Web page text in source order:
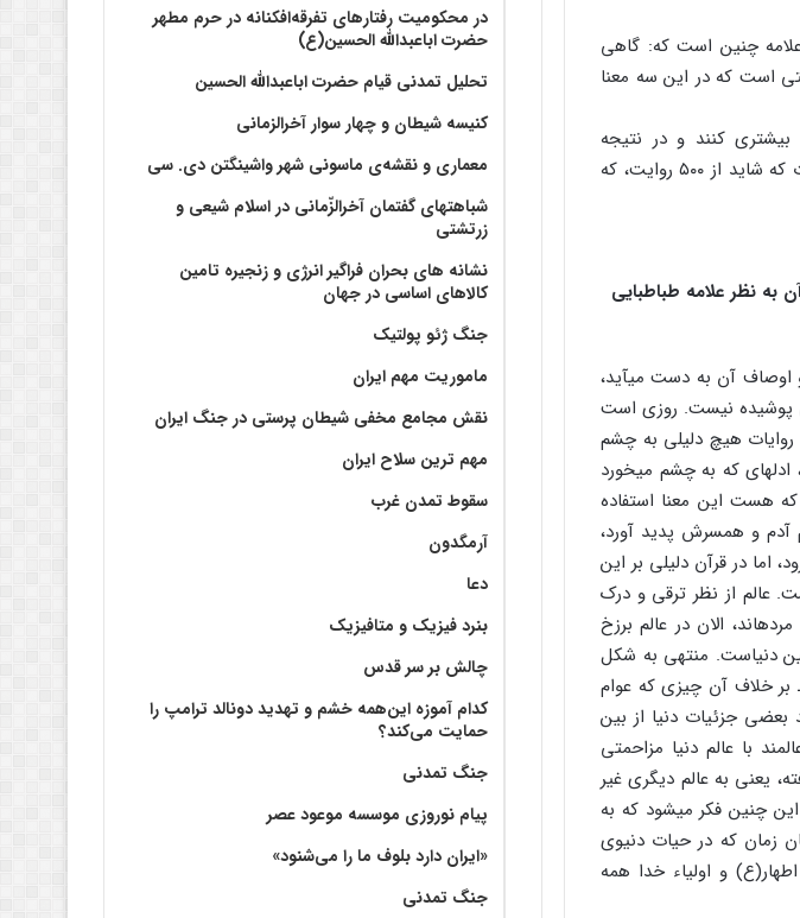
چنین است که: گاهی
است که در این سه معنا
کنند و در نتیجه
نفهمیده‏اند که قرآن راجع به این روز عظیم چه فرموده است و بدین جهت درباره این روایات که شاید از ۵۰۰ روایت، که
به نظر علامه طباطبایی
و اوصاف آن به دست می‏آید،
پوشیده نیست. روزی است
روایات هیچ دلیلی به چشم
ادله‏ای که به چشم می‏خورد
هست این معنا استفاده
آدم و همسرش پدید آورد،
اما در قرآن دلیلی بر این
عالم از نظر ترقی و درک
الان در عالم برزخ
دنیاست. منتهی به شکل
خلاف آن چیزی که عوام
جزئیات دنیا از بین
با عالم دنیا مزاحمتی
یعنی به عالم دیگری غیر
چنین فکر می‏شود که به
زمان که در حیات دنیوی
و اولیاء خدا همه
در محکومیت رفتارهای تفرقه‌افکنانه در حرم مطهر
حضرت اباعبدالله الحسین(ع)
تحلیل تمدنی قیام حضرت اباعبدالله الحسین
کنیسه شیطان و چهار سوار آخرالزمانی
معماری و نقشه‌ی ماسونی شهر واشينگتن دی. سی
شباهتهای گفتمان آخر‌الزّمانی در اسلام شیعی و
زرتشتی
نشانه های بحران فراگیر انرژی و زنجیره تامین
کالاهای اساسی در جهان
جنگ ژئو پولتیک
ماموریت مهم ایران
نقش مجامع مخفی شیطان پرستی در جنگ ایران
مهم ترین سلاح ایران
سقوط تمدن غرب
آرمگدون
دعا
بنرد فیزیک و متافیزیک
چالش بر سر قدس
کدام آموزه این‌همه خشم و تهدید دونالد ترامپ را
حمایت می‌کند؟
جنگ تمدنی
پیام نوروزی موسسه موعود عصر
«ایران دارد بلوف ما را می‌شنود»
جنگ تمدنی